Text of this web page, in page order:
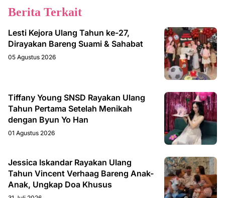
Berita Terkait
Lesti Kejora Ulang Tahun ke-27,
Dirayakan Bareng Suami & Sahabat
05 Agustus 2026
Tiffany Young SNSD Rayakan Ulang
Tahun Pertama Setelah Menikah
dengan Byun Yo Han
01 Agustus 2026
Jessica Iskandar Rayakan Ulang
Tahun Vincent Verhaag Bareng Anak-
Anak, Ungkap Doa Khusus